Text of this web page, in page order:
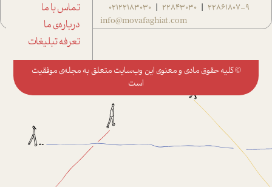
22861807-9
|
22843030
|
02122183030
info@movafaghiat.com
تماس با ما
درباره‌ی ما
تعرفه تبلیغات
© کلیه حقوق مادی و معنوی این وب‌سایت متعلق به مجله‌ی موفقیت
است